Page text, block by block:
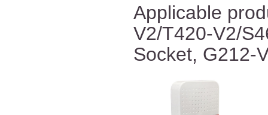
Applicable
V2/T420-V2/
Socket, G212-